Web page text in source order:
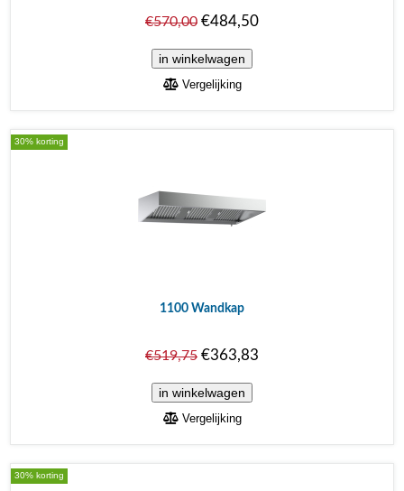
€570,00 €484,50
Vergelijking
30% korting
1100 Wandkap
€519,75 €363,83
Vergelijking
30% korting